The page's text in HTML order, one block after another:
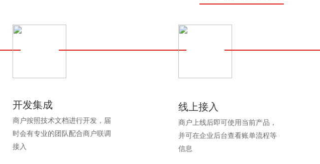
开发集成
商户按照技术文档进行开发，届
时会有专业的团队配合商户联调
接入
线上接入
商户上线后即可使用当前产品，
并可在企业后台查看账单流程等
信息